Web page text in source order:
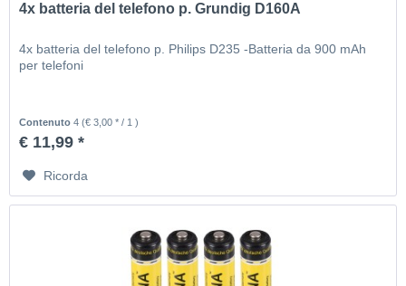
4x batteria del telefono p. Grundig D160A
4x batteria del telefono p. Philips D235 -Batteria da 900 mAh
per telefoni
Contenuto4(€ 3,00 * / 1 )
€ 11,99 *
Ricorda